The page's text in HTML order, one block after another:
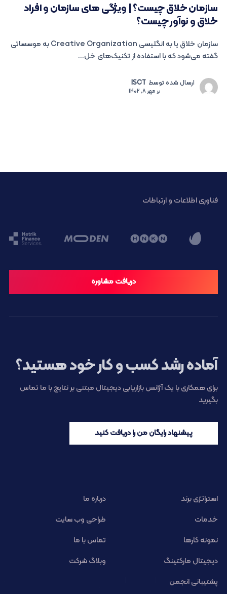
سازمان خلاق چیست؟ | ویژگی های سازمان و افراد
خلاق و نوآور چیست؟
سازمان خلاق یا به انگلیسی Creative Organization به موسساتی
گفته می‌شود که با استفاده از تکنیک‌های خل...
ارسال شده توسط ISCT
برمهر 8, 1402
فناوری اطلاعات و ارتباطات
دریافت مشاوره
آماده رشد کسب و کار خود هستید؟
برای همکاری با یک آژانس بازاریابی دیجیتال مبتنی بر نتایج با ما تماس
بگیرید
پیشنهاد رایگان من را دریافت کنید
استراتژی برند
درباره ما
خدمات
طراحی وب سایت
نمونه کارها
تماس با ما
دیجیتال مارکتینگ
وبلاگ شرکت
پشتیبانی انجمن